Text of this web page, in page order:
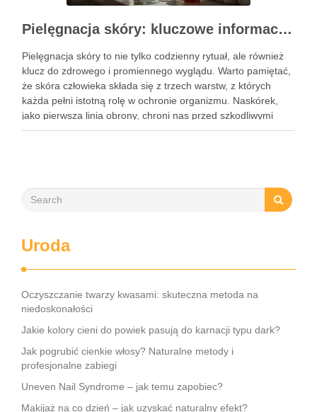
Pielęgnacja skóry: kluczowe informacje i skuteczne metody
Pielęgnacja skóry to nie tylko codzienny rytuał, ale również
klucz do zdrowego i promiennego wyglądu. Warto pamiętać,
że skóra człowieka składa się z trzech warstw, z których
każda pełni istotną rolę w ochronie organizmu. Naskórek,
jako pierwsza linia obrony, chroni nas przed szkodliwymi
czynnikami zewnętrznymi, a nawilżająca skóra właściwa,
Uroda
Oczyszczanie twarzy kwasami: skuteczna metoda na
niedoskonałości
Jakie kolory cieni do powiek pasują do karnacji typu dark?
Jak pogrubić cienkie włosy? Naturalne metody i
profesjonalne zabiegi
Uneven Nail Syndrome – jak temu zapobiec?
Makijaż na co dzień – jak uzyskać naturalny efekt?